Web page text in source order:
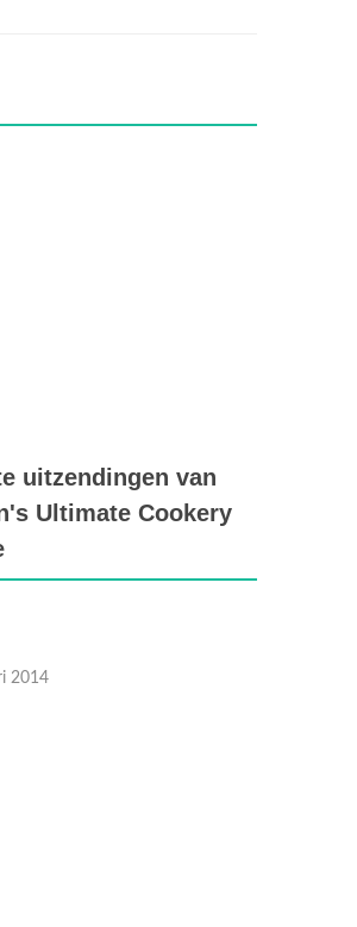
uitzendingen van
Ultimate Cookery
2014